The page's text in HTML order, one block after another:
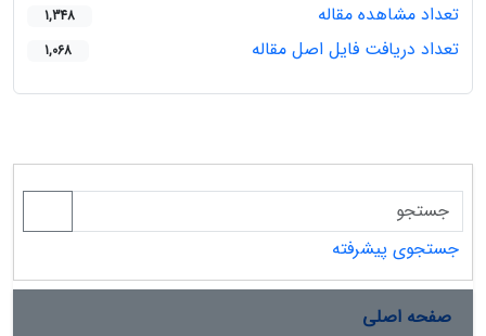
تعداد مشاهده مقاله
1,348
تعداد دریافت فایل اصل مقاله 1,068
جستجوی پیشرفته
صفحه اصلی